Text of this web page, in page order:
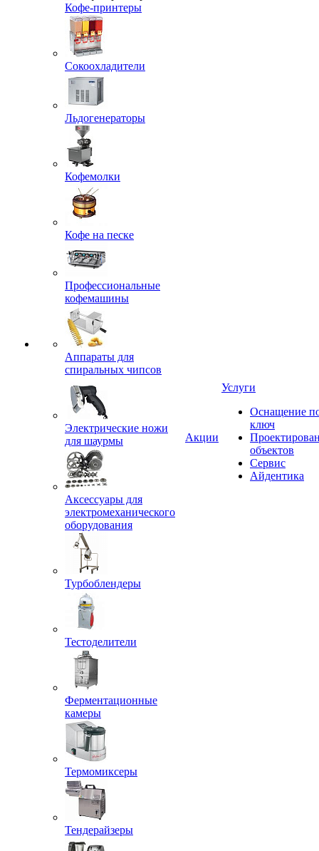
Кофе-принтеры
Сокоохладители
Льдогенераторы
Кофемолки
Кофе на песке
Профессиональные
кофемашины
Аппараты для
спиральных чипсов
Электрические ножи
для шаурмы
Аксессуары для
электромеханического
оборудования
Турбоблендеры
Тестоделители
Ферментационные
камеры
Термомиксеры
Тендерайзеры
Акции
Услуги
Оснащение
ключ
объектов
Сервис
Айдентика